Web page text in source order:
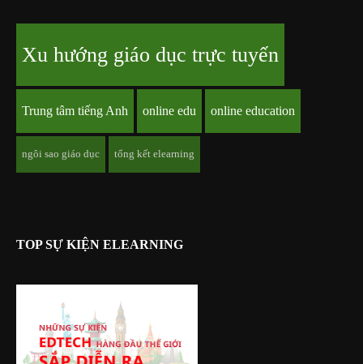
Xu hướng giáo dục trực tuyến
Trung tâm tiếng Anh online edu online education
ngôi sao giáo dục tổng kết elearning
TOP SỰ KIỆN ELEARNING